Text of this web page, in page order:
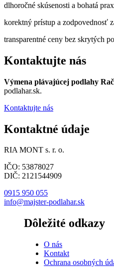
dlhoročné skúsenosti a bohatá prax
korektný prístup a zodpovednosť
transparentné ceny bez skrytých
Kontaktujte nás
Výmena plávajúcej podlahy
podlahar.sk.
Kontaktujte nás
Kontaktné údaje
RIA MONT s. r. o.
IČO: 53878027
DIČ: 2121544909
0915 950 055
info@majster-podlahar.sk
Dôležité odkazy
O nás
Kontakt
Ochrana osobných